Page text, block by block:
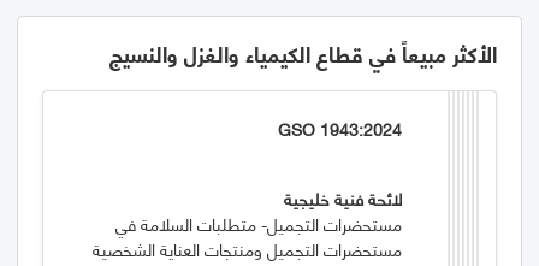
الأكثر مبيعاً في قطاع الكيمياء والغزل والنسيج
GSO 1943:2024
لائحة فنية خليجية
مستحضرات التجميل- متطلبات السلامة في
مستحضرات التجميل ومنتجات العناية الشخصية